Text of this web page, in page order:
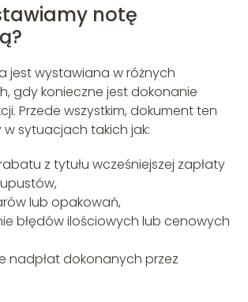
notę
jest wystawiana w różnych
gdy konieczne jest dokonanie
Przede wszystkim, dokument ten
sytuacjach takich jak:
z tytułu wcześniejszej zapłaty
lub opakowań,
błędów ilościowych lub cenowych
nadpłat dokonanych przez